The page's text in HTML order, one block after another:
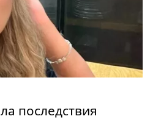
последствия